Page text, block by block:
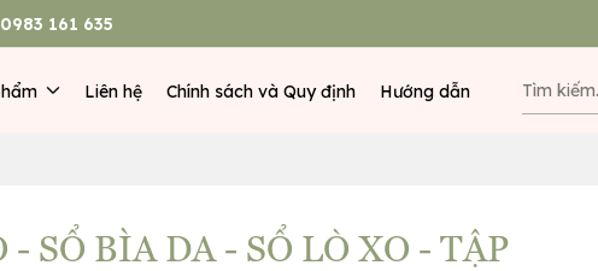
0983 161 635
Liên hệ Chính sách và Quy định Hướng dẫn
- SỔ BÌA DA - SỔ LÒ XO - TẬP